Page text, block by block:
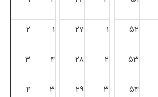
۵۲ ۱ ۲۷ ۱ ۲
۵۳ ۲ ۲۸ ۴ ۳
۵۴ ۳ ۲۹ ۳ ۴